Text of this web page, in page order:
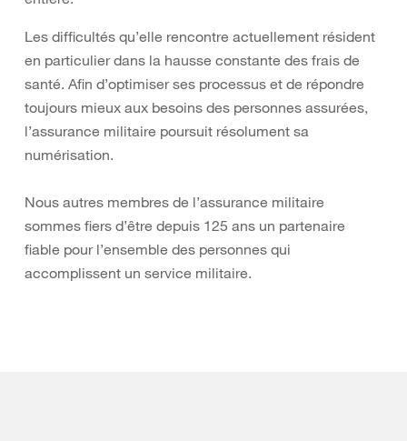
Les difficultés qu’elle rencontre actuellement résident
en particulier dans la hausse constante des frais de
santé. Afin d’optimiser ses processus et de répondre
toujours mieux aux besoins des personnes assurées,
l’assurance militaire poursuit résolument sa
numérisation.
Nous autres membres de l’assurance militaire
sommes fiers d’être depuis 125 ans un partenaire
fiable pour l’ensemble des personnes qui
accomplissent un service militaire.